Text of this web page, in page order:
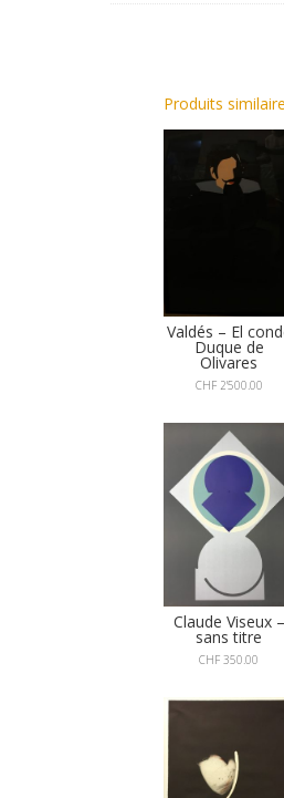
Produits
Valdés – El
Duque de
Olivares
CHF2'500.00
Claude Viseux –
sans titre
CHF 350.00